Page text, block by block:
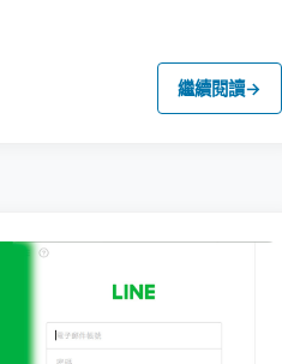
繼續閱讀→